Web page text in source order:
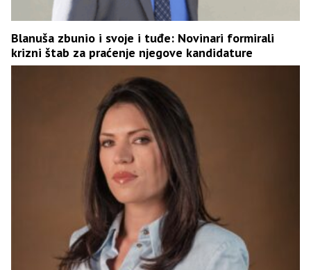
Blanuša zbunio i svoje i tuđe: Novinari formirali
krizni štab za praćenje njegove kandidature